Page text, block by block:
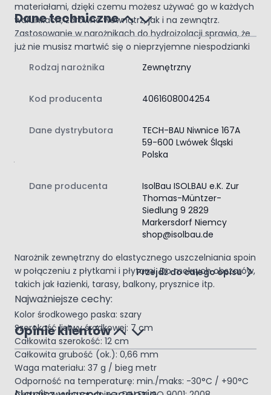
materiałami, dzięki czemu możesz używać go w każdych
warunkach, zarówno wewnątrz, jak i na zewnątrz.
Zastosowanie w narożnikach do hydroizolacji sprawia, że
już nie musisz martwić się o nieprzyjemne niespodzianki
Twojemu domowi.
Decydując się na narożnik uszczelniający zewnętrzny
tylkowodoodporny, ale także odporny na proces
starzenia. Dzięki zastosowaniu materiałów wysokiej
jakości, jego trwałość oraz efektywność pozostają na
izolację z wykorzystaniem narożnika zewnętrznego,
stawiasz na bezpieczeństwo i długowieczność swojej
inwestycji, dając sobie spokój na wiele lat.
Narożnik uszczelniający do hydroizolacji
Narożnik zewnętrzny do elastycznego uszczelniania spoin
w połączeniu z płytkami i płytami. Do mokrych obszarów,
takich jak łazienki, tarasy, balkony, prysznice itp.
Najważniejsze cechy:
Kolor środkowego paska: szary
Szerokość listwy środkowej: 7 cm
Całkowita szerokość: 12 cm
Całkowita grubość (ok.): 0,66 mm
Waga materiału: 37 g / bieg metr
Odporność na temperaturę: min./maks: -30°C / +90°C
Dane techniczne
Rodzaj narożnika Zewnętrzny
Kod producenta 4061608004254
Dane dystrybutora
TECH-BAU Niwnice 167A
59-600 Lwówek Śląski
Polska
Dane producenta
IsolBau ISOLBAU e.K. Zur
Thomas-Müntzer-
Siedlung 9 2829
Markersdorf Niemcy
shop@isolbau.de
Przejdź do całego opisu
Opinie klientów